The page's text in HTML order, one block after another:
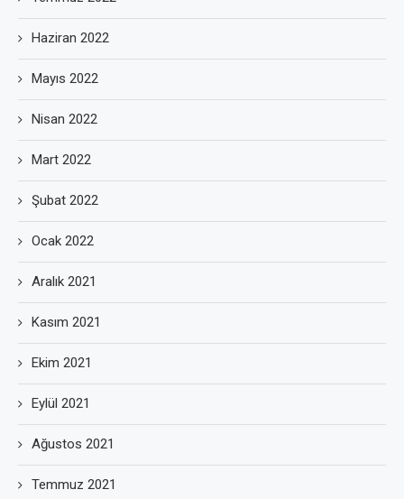
Haziran 2022
Mayıs 2022
Nisan 2022
Mart 2022
Şubat 2022
Ocak 2022
Aralık 2021
Kasım 2021
Ekim 2021
Eylül 2021
Ağustos 2021
Temmuz 2021